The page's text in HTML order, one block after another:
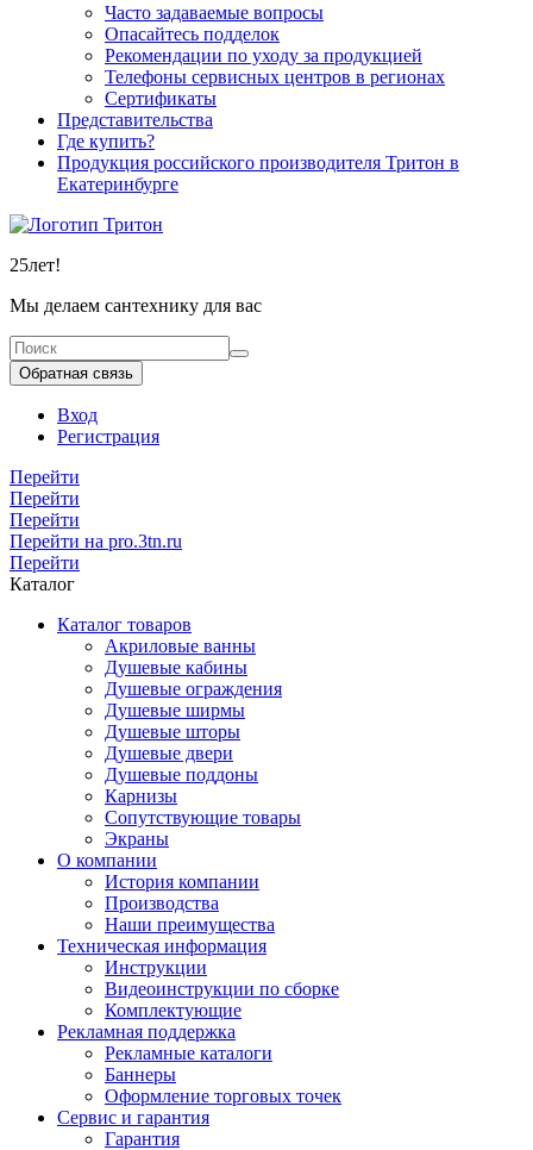
Часто задаваемые вопросы
Опасайтесь подделок
Рекомендации по уходу за продукцией
Телефоны сервисных центров в регионах
Сертификаты
Представительства
Где купить?
Продукция российского производителя Тритон в
Екатеринбурге
25лет!
Мы делаем сантехнику для вас
Обратная связь
Вход
Регистрация
Перейти
Перейти
Перейти
Перейти на pro.3tn.ru
Перейти
Каталог
Каталог товаров
Акриловые ванны
Душевые кабины
Душевые ограждения
Душевые ширмы
Душевые шторы
Душевые двери
Душевые поддоны
Карнизы
Сопутствующие товары
Экраны
О компании
История компании
Производства
Наши преимущества
Техническая информация
Инструкции
Видеоинструкции по сборке
Комплектующие
Рекламная поддержка
Рекламные каталоги
Баннеры
Оформление торговых точек
Сервис и гарантия
Гарантия